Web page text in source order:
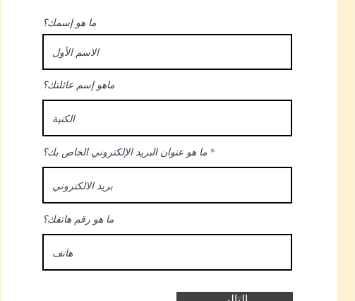
ما هو إسمك؟
ماهو إسم عائلتك؟
ما هو عنوان البريد الإلكتروني الخاص بك؟
ما هو رقم هاتفك؟